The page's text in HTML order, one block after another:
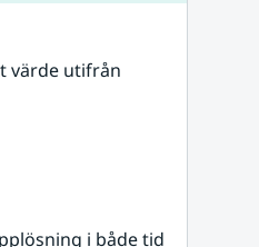
värde utifrån
i både tid